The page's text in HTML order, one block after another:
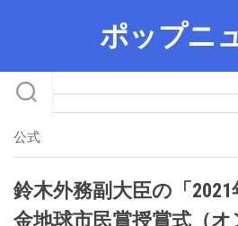
ポップニ
公式
鈴木外務副大臣の「
金地球市民賞授賞式（